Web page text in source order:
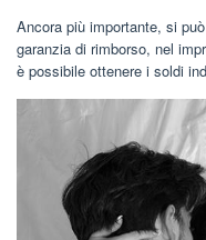
Ancora più importante, si
garanzia di rimborso, nel
è possibile ottenere i soldi